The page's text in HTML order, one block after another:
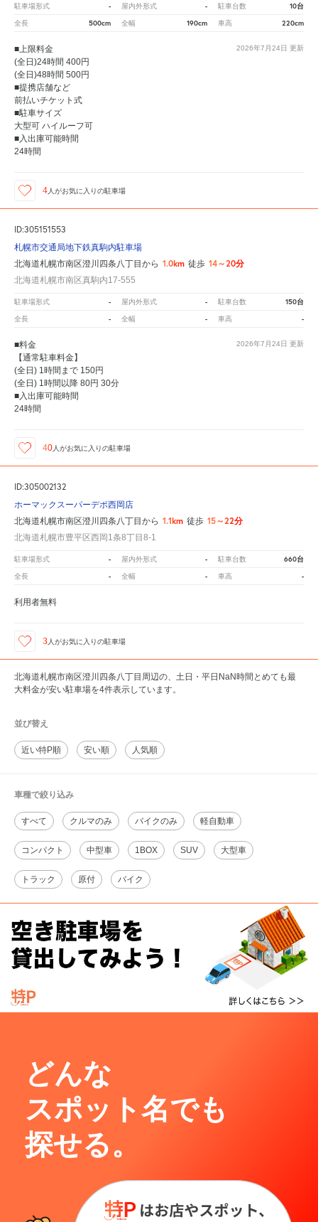
駐車場形式 - 屋内外形式 - 駐車台数 10台
全長 500cm 全幅 190cm 車高 220cm
2026年7月24日 更新
■上限料金
(全日)24時間 400円
(全日)48時間 500円
■提携店舗など
前払いチケット式
■駐車サイズ
大型可 ハイルーフ可
■入出庫可能時間
24時間
4人がお気に入りの駐車場
ID:305151553
札幌市交通局地下鉄真駒内駐車場
北海道札幌市南区澄川四条八丁目から 1.0km 徒歩 14～20分
北海道札幌市南区真駒内17-555
駐車場形式 - 屋内外形式 - 駐車台数 150台
全長 - 全幅 - 車高 -
2026年7月24日 更新
■料金
【通常駐車料金】
(全日) 1時間まで 150円
(全日) 1時間以降 80円 30分
■入出庫可能時間
24時間
40人がお気に入りの駐車場
ID:305002132
ホーマックスーパーデポ西岡店
北海道札幌市南区澄川四条八丁目から 1.1km 徒歩 15～22分
北海道札幌市豊平区西岡1条8丁目8-1
駐車場形式 - 屋内外形式 - 駐車台数 660台
全長 - 全幅 - 車高 -
利用者無料
3人がお気に入りの駐車場
北海道札幌市南区澄川四条八丁目周辺の、土日・平日NaN時間とめても最
大料金が安い駐車場を4件表示しています。
並び替え
近い特P順 安い順 人気順
車種で絞り込み
すべて クルマのみ バイクのみ 軽自動車
コンパクト 中型車 1BOX SUV 大型車
トラック 原付 バイク
どんな
スポット名でも
探せる。